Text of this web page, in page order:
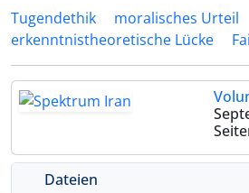
Tugendethik
moralisches Urteil
erkenntnistheoretische Lücke
Dateien